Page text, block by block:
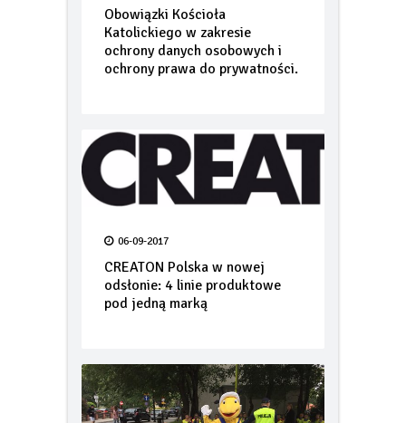
17-07-2017
Obowiązki Kościoła
Katolickiego w zakresie
ochrony danych osobowych i
06-09-2017
CREATON Polska w nowej
odsłonie: 4 linie produktowe